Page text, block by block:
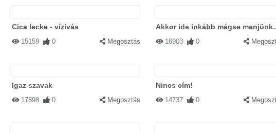
Cica lecke - vízivás
15159 0 Megosztás
Akkor ide inkább mégse
16903 0
Igaz szavak
17898 0 Megosztás
Nincs cím!
14737 0